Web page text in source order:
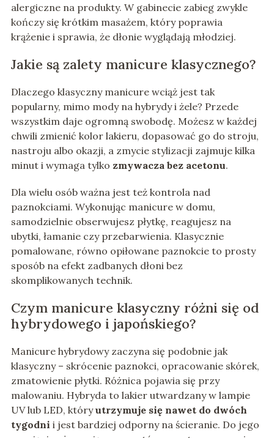
alergiczne na produkty. W gabinecie zabieg zwykle
kończy się krótkim masażem, który poprawia
krążenie i sprawia, że dłonie wyglądają młodziej.
Jakie są zalety manicure klasycznego?
Dlaczego klasyczny manicure wciąż jest tak
popularny, mimo mody na hybrydy i żele? Przede
wszystkim daje ogromną swobodę. Możesz w każdej
chwili zmienić kolor lakieru, dopasować go do stroju,
nastroju albo okazji, a zmycie stylizacji zajmuje kilka
minut i wymaga tylko zmywacza bez acetonu.
Dla wielu osób ważna jest też kontrola nad
paznokciami. Wykonując manicure w domu,
samodzielnie obserwujesz płytkę, reagujesz na
ubytki, łamanie czy przebarwienia. Klasycznie
pomalowane, równo opiłowane paznokcie to prosty
sposób na efekt zadbanych dłoni bez
skomplikowanych technik.
Czym manicure klasyczny różni się od
hybrydowego i japońskiego?
Manicure hybrydowy zaczyna się podobnie jak
klasyczny – skrócenie paznokci, opracowanie skórek,
zmatowienie płytki. Różnica pojawia się przy
malowaniu. Hybryda to lakier utwardzany w lampie
UV lub LED, któryutrzymuje się nawet do dwóch
tygodni i jest bardziej odporny na ścieranie. Do jego